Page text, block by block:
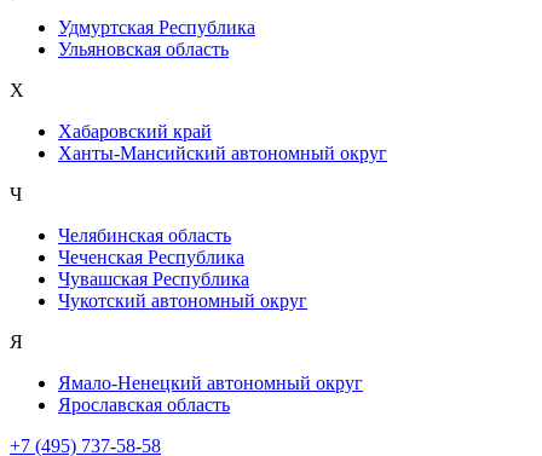
Удмуртская Республика
Ульяновская область
Х
Хабаровский край
Ханты-Мансийский автономный округ
Ч
Челябинская область
Чеченская Республика
Чувашская Республика
Чукотский автономный округ
Я
Ямало-Ненецкий автономный округ
Ярославская область
+7 (495) 737-58-58